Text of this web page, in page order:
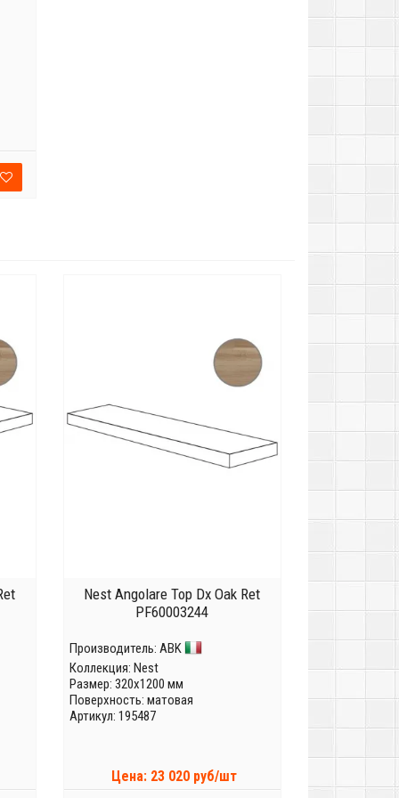
Nest Angolare Top Dx Oak Ret
PF60003244
Производитель: ABK
Коллекция: Nest
Размер: 320x1200 мм
Поверхность: матовая
Артикул: 195487
Цена: 23 020 руб/шт